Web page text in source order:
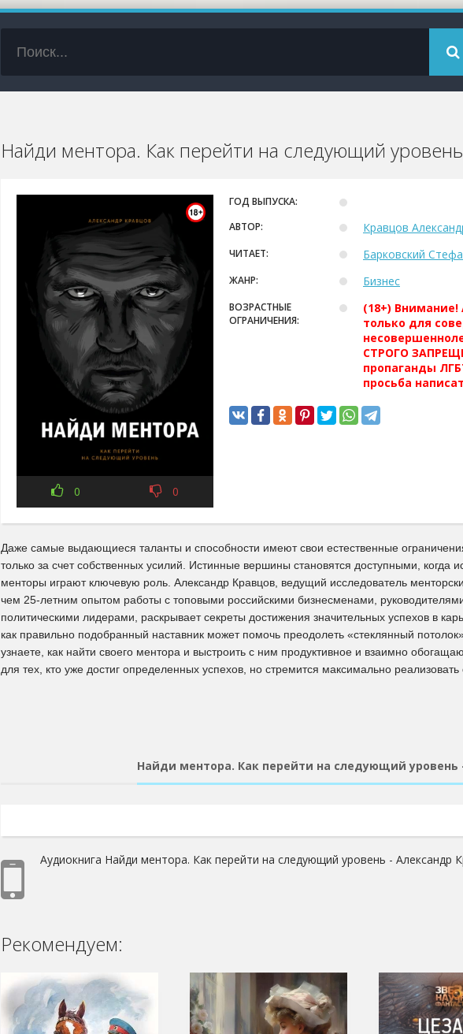
Найди ментора. Как перейти на следующий
0 0
ГОД ВЫПУСКА:
АВТОР:
Кравцов
ЧИТАЕТ: Барковский
ЖАНР: Бизнес
ВОЗРАСТНЫЕ
ОГРАНИЧЕНИЯ:
(18+)
только для
СТРОГО
пропаганды
просьба
Даже самые выдающиеся таланты и способности имеют свои естественные
только за счет собственных усилий. Истинные вершины становятся доступными, когда
менторы играют ключевую роль. Александр Кравцов, ведущий исследователь
чем 25-летним опытом работы с топовыми российскими бизнесменами,
политическими лидерами, раскрывает секреты достижения значительных успехов в
как правильно подобранный наставник может помочь преодолеть «стеклянный
узнаете, как найти своего ментора и выстроить с ним продуктивное и взаимно
для тех, кто уже достиг определенных успехов, но стремится максимально
Найди ментора. Как перейти на следующий уровень
Аудиокнига Найди ментора. Как перейти на следующий уровень - Александр
Рекомендуем: